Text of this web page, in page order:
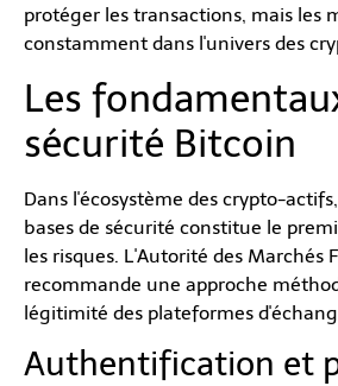
protéger les transactions, mais les
constamment dans l'univers des
Les
sécurité Bitcoin
Dans l'écosystème des crypto-
bases de sécurité constitue le
les risques. L'Autorité des Marchés
recommande une approche
légitimité des plateformes
Authentification et